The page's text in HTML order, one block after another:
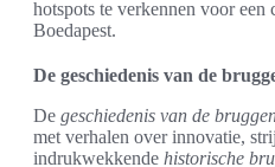
hotspots te verkennen voor een
Boedapest.
De geschiedenis van de
De geschiedenis van de
met verhalen over innovatie,
indrukwekkende historische